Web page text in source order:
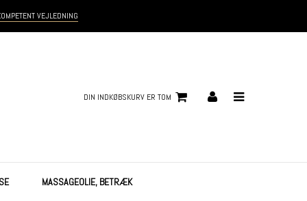
VEJLEDNING
DIN INDKØBSKURV ER TOM
MASSAGEOLIE, BETRÆK